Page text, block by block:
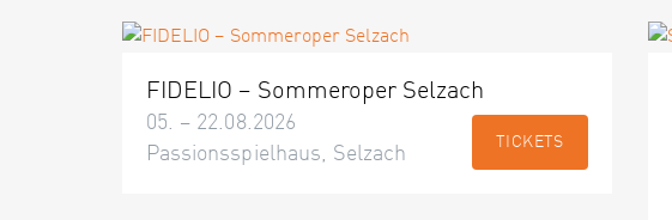
FIDELIO – Sommeroper Selzach
05. – 22.08.2026
Passionsspielhaus, Selzach
TICKETS